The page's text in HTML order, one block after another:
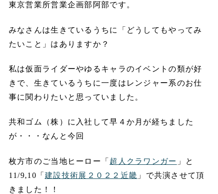
東京営業所営業企画部阿部です。
みなさんは生きているうちに「どうしてもやってみ
たいこと」はありますか？
私は仮面ライダーやゆるキャラのイベントの類が好
きで、生きているうちに一度はレンジャー系のお仕
事に関わりたいと思っていました。
共和ゴム（株）に入社して早４か月が経ちました
が・・・なんと今回
枚方市のご当地ヒーロー「 超人クラワンガー 」と
11/9,10「建設技術展２０２２近畿 」で共演させて頂
きました！！